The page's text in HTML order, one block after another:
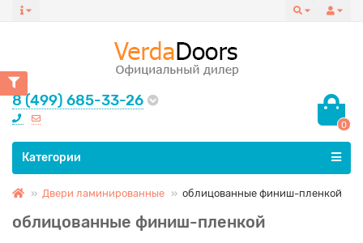
8 (499) 685-33-26
0
Все категории
Категории
Двери ламинированные облицованные финиш-пленкой
облицованные финиш-пленкой